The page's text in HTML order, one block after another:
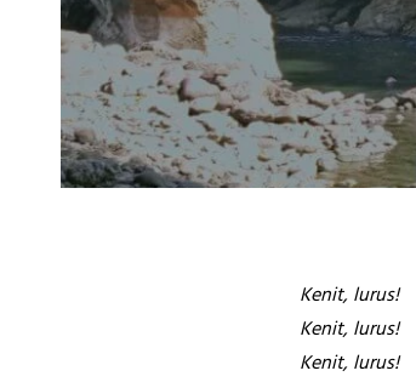
Kenit, lurus!
Kenit, lurus!
Kenit, lurus!